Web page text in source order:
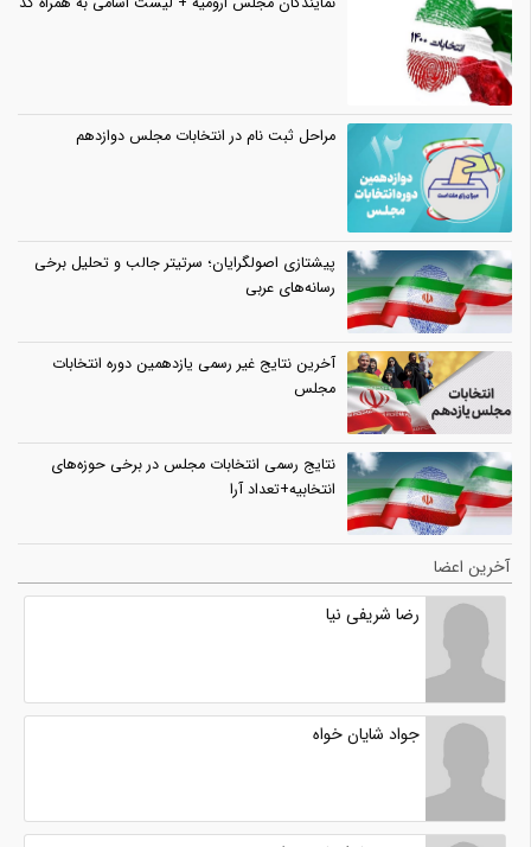
مراحل ثبت نام در انتخابات مجلس دوازدهم
پیشتازی اصولگرایان؛ سرتیتر جالب و تحلیل برخی
رسانه‌های عربی
آخرین نتایج غیر رسمی یازدهمین دوره انتخابات
مجلس
نتایج رسمی انتخابات مجلس در برخی حوزه‌های
انتخابیه+تعداد آرا
آخرین اعضا
رضا شریفی نیا
جواد شایان خواه